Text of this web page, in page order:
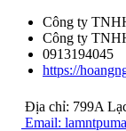
Công ty
Công ty
0913194045
https://
Địa chỉ: 799A
Email: